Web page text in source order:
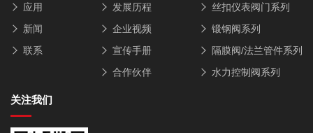
应用
新闻
联系
发展历程
企业视频
宣传手册
合作伙伴
丝扣仪表阀门系列
锻钢阀系列
隔膜阀/法兰管件系列
水力控制阀系列
关注我们